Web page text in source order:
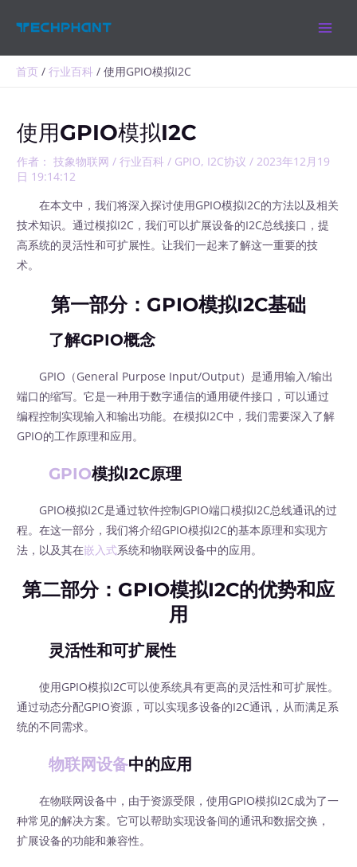
首页 行业百科 使用GPIO模拟I2C
使用GPIO模拟I2C
作者： 技象物联网/行业百科 / GPIO, I2C协议 /2023年12月19
日 19:14:12
在本文中，我们将深入探讨使用GPIO模拟I2C的方法以及相关
技术知识。通过模拟I2C，我们可以扩展设备的I2C总线接口，提
高系统的灵活性和可扩展性。让我们一起来了解这一重要的技
术。
第一部分：GPIO模拟I2C基础
了解GPIO概念
GPIO（General Purpose Input/Output）是通用输入/输出
端口的缩写。它是一种用于数字通信的通用硬件接口，可以通过
编程控制实现输入和输出功能。在模拟I2C中，我们需要深入了解
GPIO的工作原理和应用。
GPIO模拟I2C原理
GPIO模拟I2C是通过软件控制GPIO端口模拟I2C总线通讯的过
程。在这一部分，我们将介绍GPIO模拟I2C的基本原理和实现方
法，以及其在嵌入式系统和物联网设备中的应用。
第二部分：GPIO模拟I2C的优势和应
用
灵活性和可扩展性
使用GPIO模拟I2C可以使系统具有更高的灵活性和可扩展性。
通过动态分配GPIO资源，可以实现多设备的I2C通讯，从而满足系
统的不同需求。
物联网设备中的应用
在物联网设备中，由于资源受限，使用GPIO模拟I2C成为了一
种常见的解决方案。它可以帮助实现设备间的通讯和数据交换，
扩展设备的功能和兼容性。